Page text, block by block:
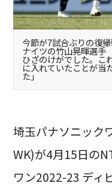
今節が7試合ぶりの復
ナイツの竹山晃暉選手
ひざのけがでした。こ
に入れていたことが当
た」
埼玉パナソニック
WK)が4月15日の
ワン2022-23 ディ